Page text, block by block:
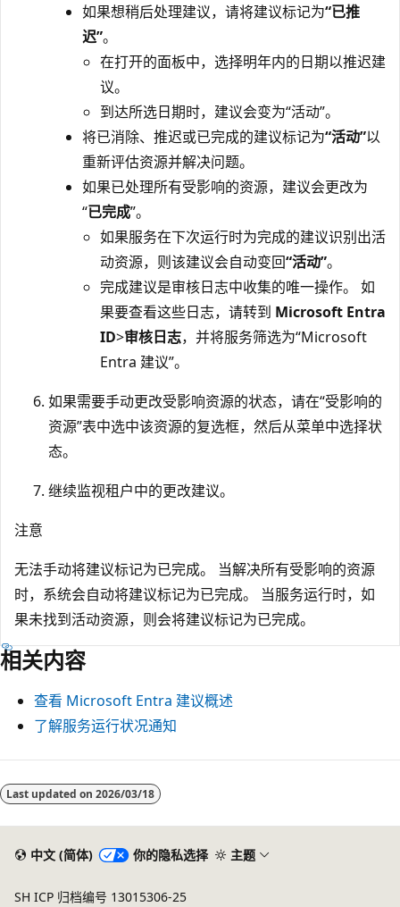
如果想稍后处理建议，请将建议标记为“已推
迟”。
在打开的面板中，选择明年内的日期以推迟建
议。
到达所选日期时，建议会变为“活动”。
将已消除、推迟或已完成的建议标记为“活动”以
重新评估资源并解决问题。
如果已处理所有受影响的资源，建议会更改为
“已完成”。
如果服务在下次运行时为完成的建议识别出活
动资源，则该建议会自动变回“活动”。
完成建议是审核日志中收集的唯一操作。 如
果要查看这些日志，请转到 Microsoft Entra
ID>审核日志，并将服务筛选为“Microsoft
Entra 建议”。
如果需要手动更改受影响资源的状态，请在“受影响的
资源”表中选中该资源的复选框，然后从菜单中选择状
态。
继续监视租户中的更改建议。
注意
无法手动将建议标记为已完成。 当解决所有受影响的资源
时，系统会自动将建议标记为已完成。 当服务运行时，如
果未找到活动资源，则会将建议标记为已完成。
相关内容
查看 Microsoft Entra 建议概述
了解服务运行状况通知
Last updated on 2026/03/18
中文 (简体) 你的隐私选择 主题
SH ICP 归档编号 13015306-25